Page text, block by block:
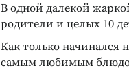
В одной далекой
родители и целых 10
Как только начинался
самым любимым